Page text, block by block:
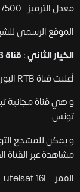
معدل الترميز : 27500
الموقع الرسمي
الخيار الثاني : قناة RTB البوركينية مجانية
أعلنت قناة RTB البوركينية عن شراء حقوق مباريات كأس إفريقيا
و هي قناة مجانية
تونس
و يمكن للمشجع
مشاهدة عبر القناة
القمر : Eutelsat 16E